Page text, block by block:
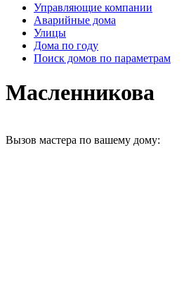
Управляющие компании
Аварийные дома
Улицы
Дома по году
Поиск домов по параметрам
Масленникова
Вызов мастера по вашему дому: